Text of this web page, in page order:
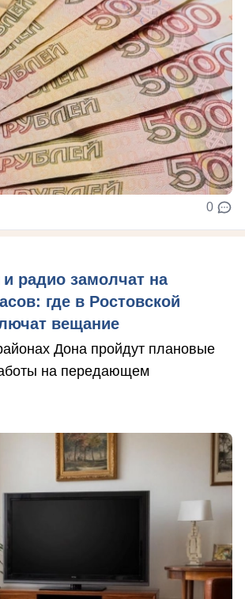
0
радио замолчат на
где в Ростовской
вещание
Дона пройдут плановые
на передающем